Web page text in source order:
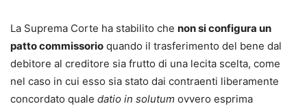
La Suprema Corte ha stabilito che non si configura un
patto commissorio quando il trasferimento del bene dal
debitore al creditore sia frutto di una lecita scelta, come
nel caso in cui esso sia stato dai contraenti liberamente
concordato quale datio in solutum ovvero esprima